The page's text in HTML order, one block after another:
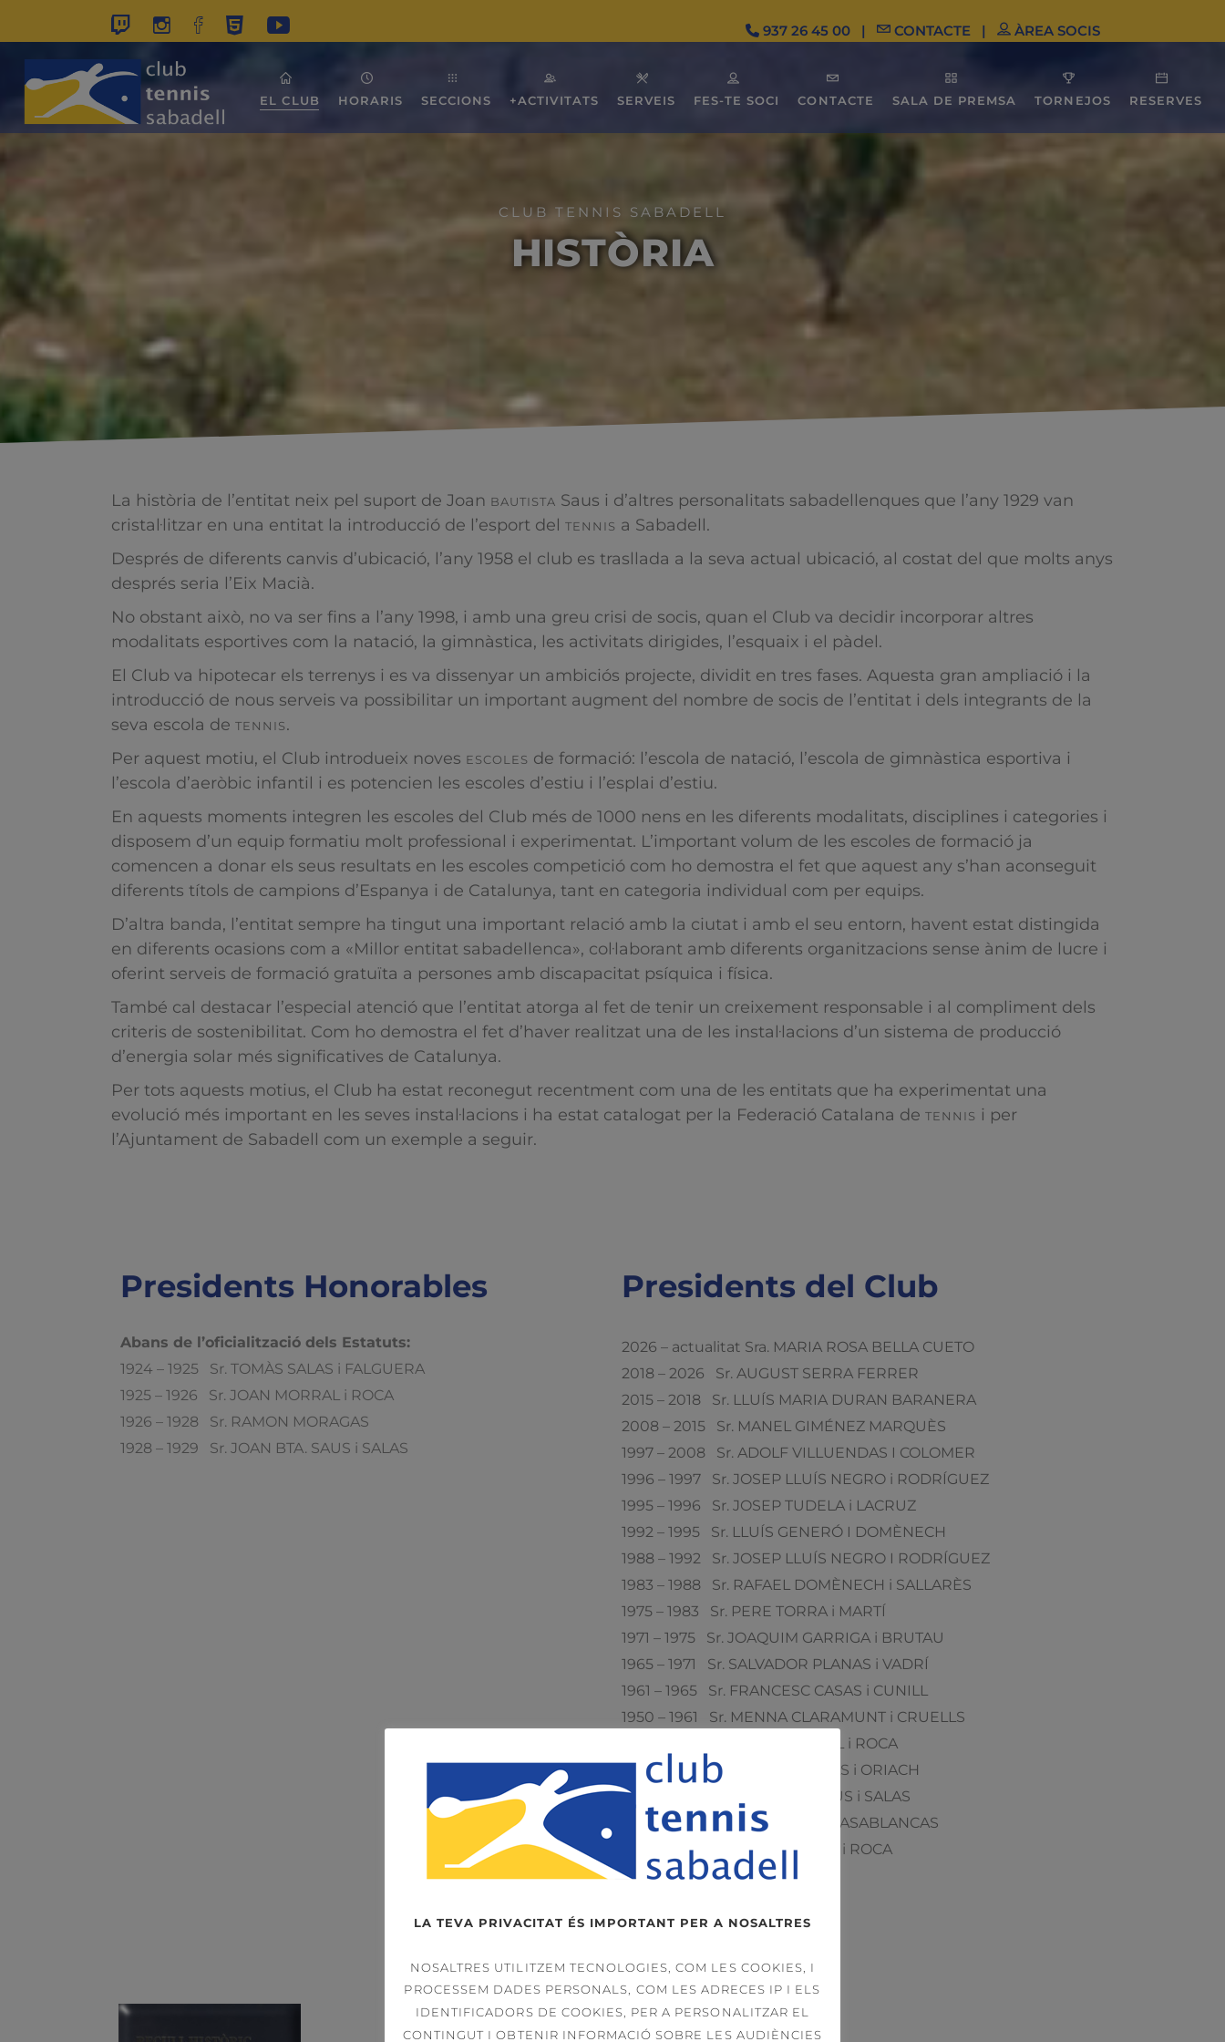
937 26 45 00 | CONTACTE | ÀREA SOCIS
EL CLUB HORARIS SECCIONS +ACTIVITATS SERVEIS FES-TE SOCI CONTACTE SALA DE PREMSA TORNEJOS RESERVES
CLUB TENNIS SABADELL
HISTÒRIA
La història de l’entitat neix pel suport de Joan BAUTISTA Saus i d’altres personalitats sabadellenques que l’any 1929 van
cristal·litzar en una entitat la introducció de l’esport del TENNIS a Sabadell.
Després de diferents canvis d’ubicació, l’any 1958 el club es trasllada a la seva actual ubicació, al costat del que molts anys
després seria l’Eix Macià.
No obstant això, no va ser fins a l’any 1998, i amb una greu crisi de socis, quan el Club va decidir incorporar altres
modalitats esportives com la natació, la gimnàstica, les activitats dirigides, l’esquaix i el pàdel.
El Club va hipotecar els terrenys i es va dissenyar un ambiciós projecte, dividit en tres fases. Aquesta gran ampliació i la
introducció de nous serveis va possibilitar un important augment del nombre de socis de l’entitat i dels integrants de la
seva escola de TENNIS.
Per aquest motiu, el Club introdueix noves ESCOLES de formació: l’escola de natació, l’escola de gimnàstica esportiva i
l’escola d’aeròbic infantil i es potencien les escoles d’estiu i l’esplai d’estiu.
En aquests moments integren les escoles del Club més de 1000 nens en les diferents modalitats, disciplines i categories i
disposem d’un equip formatiu molt professional i experimentat. L’important volum de les escoles de formació ja
comencen a donar els seus resultats en les escoles competició com ho demostra el fet que aquest any s’han aconseguit
diferents títols de campions d’Espanya i de Catalunya, tant en categoria individual com per equips.
D’altra banda, l’entitat sempre ha tingut una important relació amb la ciutat i amb el seu entorn, havent estat distingida
en diferents ocasions com a «Millor entitat sabadellenca», col·laborant amb diferents organitzacions sense ànim de lucre i
oferint serveis de formació gratuïta a persones amb discapacitat psíquica i física.
També cal destacar l’especial atenció que l’entitat atorga al fet de tenir un creixement responsable i al compliment dels
criteris de sostenibilitat. Com ho demostra el fet d’haver realitzat una de les instal·lacions d’un sistema de producció
d’energia solar més significatives de Catalunya.
Per tots aquests motius, el Club ha estat reconegut recentment com una de les entitats que ha experimentat una
evolució més important en les seves instal·lacions i ha estat catalogat per la Federació Catalana de TENNIS i per
l’Ajuntament de Sabadell com un exemple a seguir.
Presidents Honorables
Abans de l’oficialització dels Estatuts:
1924 – 1925 Sr. TOMÀS SALAS i FALGUERA
1925 – 1926 Sr. JOAN MORRAL i ROCA
1926 – 1928 Sr. RAMON MORAGAS
1928 – 1929 Sr. JOAN BTA. SAUS i SALAS
Presidents del Club
2026 – actualitat Sra. MARIA ROSA BELLA CUETO
2018 – 2026 Sr. AUGUST SERRA FERRER
2015 – 2018 Sr. LLUÍS MARIA DURAN BARANERA
2008 – 2015 Sr. MANEL GIMÉNEZ MARQUÈS
1997 – 2008 Sr. ADOLF VILLUENDAS I COLOMER
1996 – 1997 Sr. JOSEP LLUÍS NEGRO i RODRÍGUEZ
1995 – 1996 Sr. JOSEP TUDELA i LACRUZ
1992 – 1995 Sr. LLUÍS GENERÓ I DOMÈNECH
1988 – 1992 Sr. JOSEP LLUÍS NEGRO I RODRÍGUEZ
1983 – 1988 Sr. RAFAEL DOMÈNECH i SALLARÈS
1975 – 1983 Sr. PERE TORRA i MARTÍ
1971 – 1975 Sr. JOAQUIM GARRIGA i BRUTAU
1965 – 1971 Sr. SALVADOR PLANAS i VADRÍ
1961 – 1965 Sr. FRANCESC CASAS i CUNILL
1950 – 1961 Sr. MENNA CLARAMUNT i CRUELLS
1943 – 1950 Sr. JOAN MORRAL i ROCA
1939 – 1943 Sr. FELIU SOTERAS i ORIACH
1934 – 1939 Sr. JOAN BTA. SAUS i SALAS
1931 – 1933 Sr. JOAN RIBOT i CASABLANCAS
1929 – 1931 Sr. JOAN MORRAL i ROCA
LA TEVA PRIVACITAT ÉS IMPORTANT PER A NOSALTRES
NOSALTRES UTILITZEM TECNOLOGIES, COM LES COOKIES, I
PROCESSEM DADES PERSONALS, COM LES ADRECES IP I ELS
IDENTIFICADORS DE COOKIES, PER A PERSONALITZAR EL
CONTINGUT I OBTENIR INFORMACIÓ SOBRE LES AUDIÈNCIES